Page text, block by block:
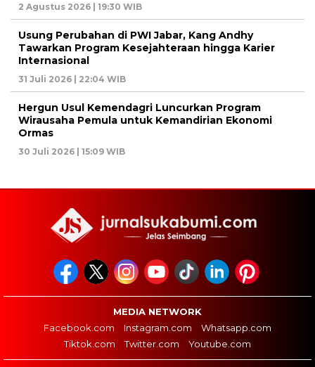
2 Agustus 2026 | 19:30 WIB
Usung Perubahan di PWI Jabar, Kang Andhy
Tawarkan Program Kesejahteraan hingga Karier
Internasional
31 Juli 2026 | 22:04 WIB
Hergun Usul Kemendagri Luncurkan Program
Wirausaha Pemula untuk Kemandirian Ekonomi
Ormas
30 Juli 2026 | 15:09 WIB
MEDIA NETWORK
Facebook.com
Instagram.com
Whatsapp.com
Tiktok.com
Twitter.com Youtube.com